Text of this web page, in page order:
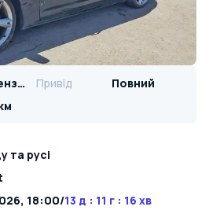
2.0л / Бензин Привід
Повний
та русі
18:00/13 д : 11 г : 16 хв